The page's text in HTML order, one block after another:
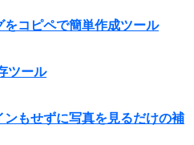
コピペで簡単作成ツール
ツール
もせずに写真を見るだけの補